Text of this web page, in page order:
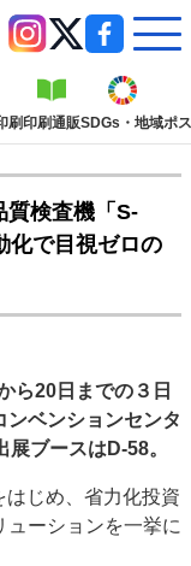
刷印刷通販SDGs・地域ポ
ト 信用情報
業界
ネス・多彩な商材～
検査機「S-
で目視ゼロの
ら20日までの３日
ンベンションセンタ
ブースはD-58。
じめ、省力化投資
ーションを一挙に